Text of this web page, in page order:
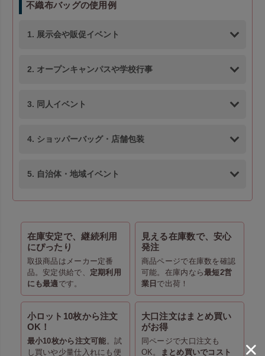
不織布バッグの使用例
1. 展示会や販促イベント
2. オープンキャンパスや学校行事
3. 同人イベント
4. ショッパーバッグ・店舗包装
5. 自治体・地域イベント
在庫安定で、継続利用
にぴったり
取扱商品はメーカー定番
品。安定供給で、 定期利用
にも最適です。
見える在庫数で、安心
発注
商品ページで在庫数を確認
可能。在庫内なら最短2営
業日 で出荷！
小ロット10枚から注文
OK！
最小10枚から注文可能。試
し買いや少量仕入れにも便
大口注文はまとめ買い
がお得
同ページで大口注文も
OK。
まとめ買いでコスト